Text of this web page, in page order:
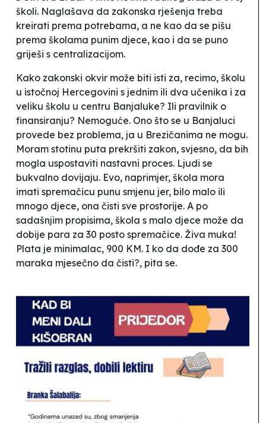
školi. Naglašava da zakonska rješenja treba
kreirati prema potrebama, a ne kao da se pišu
prema školama punim djece, kao i da se puno
griješi s centralizacijom.
Kako zakonski okvir može biti isti za, recimo, školu
u istočnoj Hercegovini s jednim ili dva učenika i za
veliku školu u centru Banjaluke? Ili pravilnik o
finansiranju? Nemoguće. Ono što se u Banjaluci
provede bez problema, ja u Brezičanima ne mogu.
Moram stotinu puta prekršiti zakon, svjesno, da bih
mogla uspostaviti nastavni proces. Ljudi se
bukvalno dovijaju. Evo, naprimjer, škola mora
imati spremačicu punu smjenu jer, bilo malo ili
mnogo djece, ona čisti sve prostorije. A po
sadašnjim propisima, škola s malo djece može da
dobije para za 30 posto spremačice. Živa muka!
Plata je minimalac, 900 KM. I ko da dođe za 300
maraka mjesečno da čisti?, pita se.